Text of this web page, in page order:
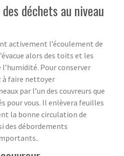
déchets au niveau
activement l’écoulement de
alors des toits et les
Pour conserver
à faire nettoyer
par l’un des couvreurs que
pour vous. Il enlèvera feuilles
la bonne circulation de
des débordements